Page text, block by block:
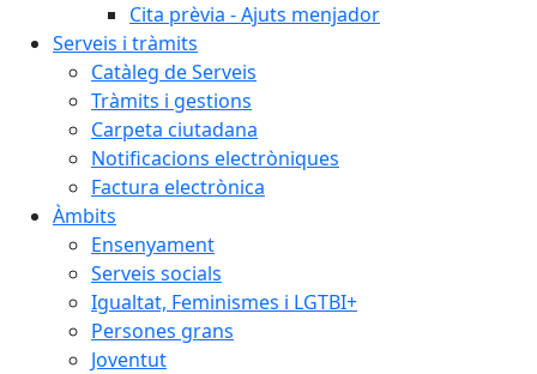
Cita prèvia - Ajuts menjador
Serveis i tràmits
Catàleg de Serveis
Tràmits i gestions
Carpeta ciutadana
Notificacions electròniques
Factura electrònica
Àmbits
Ensenyament
Serveis socials
Igualtat, Feminismes i LGTBI+
Persones grans
Joventut